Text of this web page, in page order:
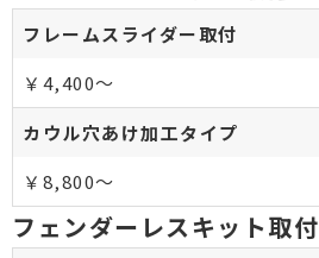
フレームスライダー取付
￥4,400～
カウル穴あけ加工タイプ
￥8,800～
フェンダーレスキット取付